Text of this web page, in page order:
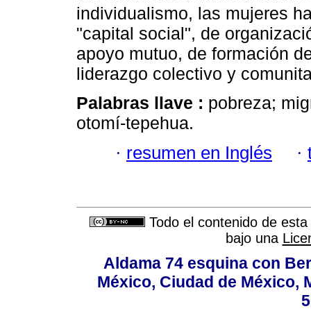
individualismo, las mujeres
"capital social", de
apoyo mutuo, de formación
liderazgo colectivo y
Palabras llave : pobreza;
otomí-tepehua.
· resumen en Inglés ·
Todo el contenido de
bajo una
Aldama 74 esquina con
México, Ciudad de México,